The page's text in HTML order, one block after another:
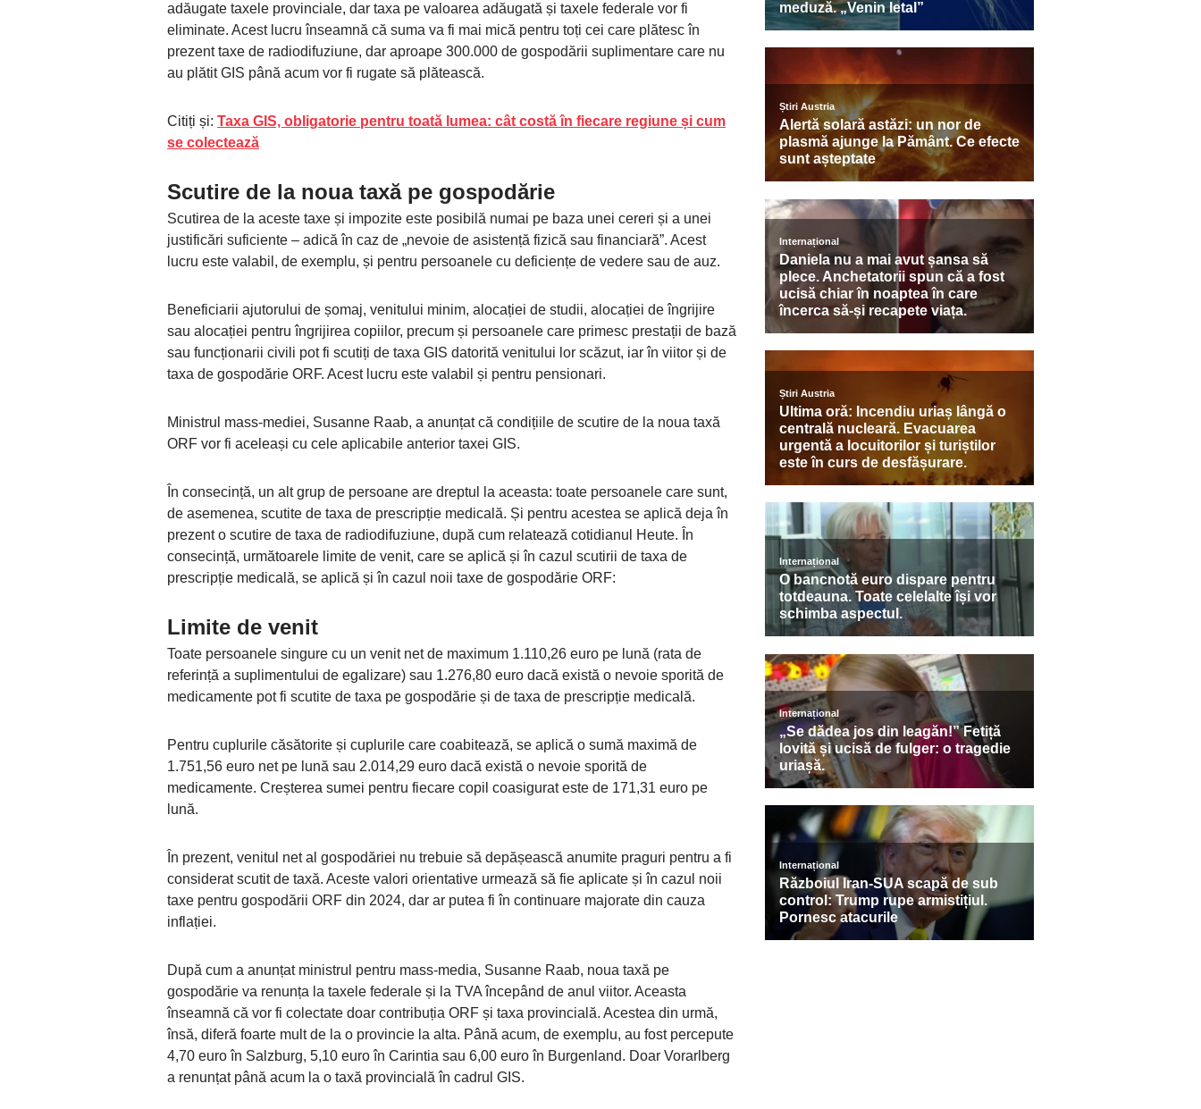
adăugate taxele provinciale, dar taxa pe valoarea adăugată și taxele federale vor fi
eliminate. Acest lucru înseamnă că suma va fi mai mică pentru toți cei care plătesc în
prezent taxe de radiodifuziune, dar aproape 300.000 de gospodării suplimentare care nu
au plătit GIS până acum vor fi rugate să plătească.
Citiți și: Taxa GIS, obligatorie pentru toată lumea: cât costă în fiecare regiune și cum
se colectează
Scutire de la noua taxă pe gospodărie
Scutirea de la aceste taxe și impozite este posibilă numai pe baza unei cereri și a unei
justificări suficiente – adică în caz de „nevoie de asistență fizică sau financiară”. Acest
lucru este valabil, de exemplu, și pentru persoanele cu deficiențe de vedere sau de auz.
Beneficiarii ajutorului de șomaj, venitului minim, alocației de studii, alocației de îngrijire
sau alocației pentru îngrijirea copiilor, precum și persoanele care primesc prestații de bază
sau funcționarii civili pot fi scutiți de taxa GIS datorită venitului lor scăzut, iar în viitor și de
taxa de gospodărie ORF. Acest lucru este valabil și pentru pensionari.
Ministrul mass-mediei, Susanne Raab, a anunțat că condițiile de scutire de la noua taxă
ORF vor fi aceleași cu cele aplicabile anterior taxei GIS.
În consecință, un alt grup de persoane are dreptul la aceasta: toate persoanele care sunt,
de asemenea, scutite de taxa de prescripție medicală. Și pentru acestea se aplică deja în
prezent o scutire de taxa de radiodifuziune, după cum relatează cotidianul Heute. În
consecință, următoarele limite de venit, care se aplică și în cazul scutirii de taxa de
prescripție medicală, se aplică și în cazul noii taxe de gospodărie ORF:
Limite de venit
Toate persoanele singure cu un venit net de maximum 1.110,26 euro pe lună (rata de
referință a suplimentului de egalizare) sau 1.276,80 euro dacă există o nevoie sporită de
medicamente pot fi scutite de taxa pe gospodărie și de taxa de prescripție medicală.
Pentru cuplurile căsătorite și cuplurile care coabitează, se aplică o sumă maximă de
1.751,56 euro net pe lună sau 2.014,29 euro dacă există o nevoie sporită de
medicamente. Creșterea sumei pentru fiecare copil coasigurat este de 171,31 euro pe
lună.
În prezent, venitul net al gospodăriei nu trebuie să depășească anumite praguri pentru a fi
considerat scutit de taxă. Aceste valori orientative urmează să fie aplicate și în cazul noii
taxe pentru gospodării ORF din 2024, dar ar putea fi în continuare majorate din cauza
inflației.
După cum a anunțat ministrul pentru mass-media, Susanne Raab, noua taxă pe
gospodărie va renunța la taxele federale și la TVA începând de anul viitor. Aceasta
înseamnă că vor fi colectate doar contribuția ORF și taxa provincială. Acestea din urmă,
însă, diferă foarte mult de la o provincie la alta. Până acum, de exemplu, au fost percepute
4,70 euro în Salzburg, 5,10 euro în Carintia sau 6,00 euro în Burgenland. Doar Vorarlberg
a renunțat până acum la o taxă provincială în cadrul GIS.